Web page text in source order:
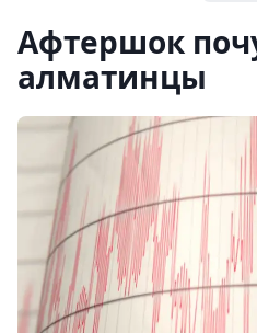
Афтершок
алматинцы